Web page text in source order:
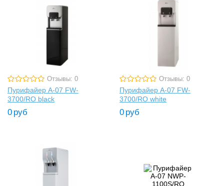
Отзывы: 0
Пурифайер A-07 FW-
3700/RO black
0 руб
Отзывы: 0
Пурифайер A-07 FW-
3700/RO white
0 руб